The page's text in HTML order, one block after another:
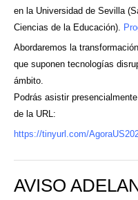
en la Universidad de Sevilla
Ciencias de la Educación).
Abordaremos la
que suponen tecnologías
ámbito.
Podrás asistir
de la URL:
https://tinyurl.com/
AVISO